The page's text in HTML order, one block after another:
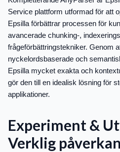
Service plattform utformad för att
Epsilla förbättrar processen för
avancerade chunking-,
frågeförbättringstekniker. Genom
nyckelordsbaserade och
Epsilla mycket exakta och
gör den till en idealisk lösning för
applikationer.
Experiment &
Verklig påverkan